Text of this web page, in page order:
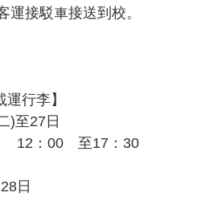
接駁車接送到校。
運行李】
至27日
至17：30
)